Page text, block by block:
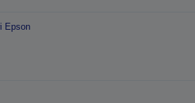
Epson